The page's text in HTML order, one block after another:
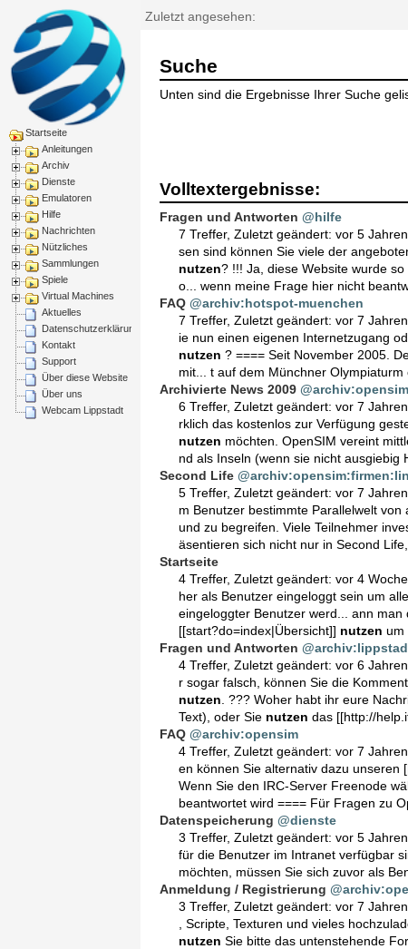
Startseite
Anleitungen
Archiv
Dienste
Emulatoren
Hilfe
Nachrichten
Nützliches
Sammlungen
Spiele
Virtual Machines
Aktuelles
Datenschutzerklärung
Kontakt
Support
Über diese Website
Über uns
Webcam Lippstadt
Zuletzt angesehen:
Suche
Unten sind die Ergebnisse Ihrer Suche
Volltextergebnisse:
Fragen und Antworten @hilfe
7 Treffer, Zuletzt geändert: vor 5 Jahren
sen sind können Sie viele der
nutzen? !!! Ja, diese Website wurde
o... wenn meine Frage hier nicht
FAQ @archiv:hotspot-muenchen
7 Treffer, Zuletzt geändert: vor 7 Jahren
ie nun einen eigenen Internetzugang
nutzen ? ==== Seit November 2005.
mit... t auf dem Münchner
Archivierte News 2009
6 Treffer, Zuletzt geändert: vor 7 Jahren
rklich das kostenlos zur Verfügung
nutzen möchten. OpenSIM vereint
nd als Inseln (wenn sie nicht ausgiebig
Second Life
5 Treffer, Zuletzt geändert: vor 7 Jahren
m Benutzer bestimmte Parallelwelt von
und zu begreifen. Viele Teilnehmer
äsentieren sich nicht nur in Second
Startseite
4 Treffer, Zuletzt geändert: vor 4
her als Benutzer eingeloggt sein um
eingeloggter Benutzer werd... ann
[[start?do=index|Übersicht]] nutzen um
Fragen und Antworten
4 Treffer, Zuletzt geändert: vor 6 Jahren
r sogar falsch, können Sie die
nutzen . ??? Woher habt ihr eure
Text), oder Sie nutzen das [[http://
FAQ @archiv:opensim
4 Treffer, Zuletzt geändert: vor 7 Jahren
en können Sie alternativ dazu unseren
Wenn Sie den IRC-Server Freenode
beantwortet wird ==== Für Fragen zu
Datenspeicherung @dienste
3 Treffer, Zuletzt geändert: vor 5 Jahren
für die Benutzer im Intranet verfügbar
möchten, müssen Sie sich zuvor als
Anmeldung / Registrierung
3 Treffer, Zuletzt geändert: vor 7 Jahren
, Scripte, Texturen und vieles
nutzen Sie bitte das untenstehende